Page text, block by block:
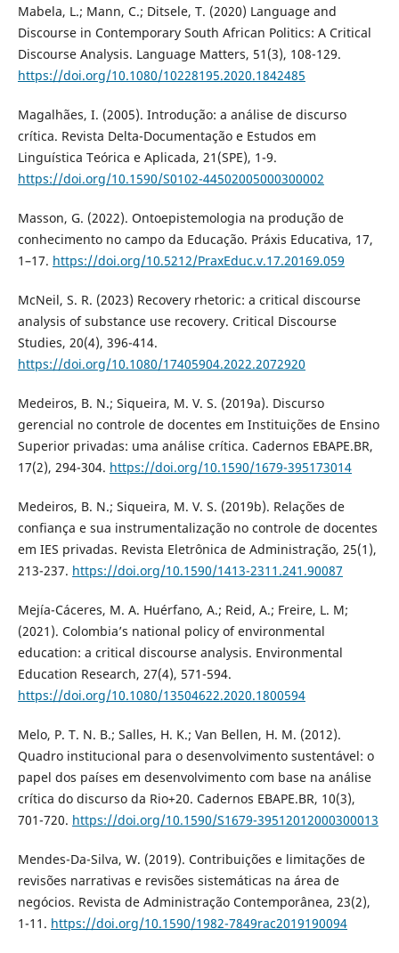
Mabela, L.; Mann, C.; Ditsele, T. (2020) Language and
Discourse in Contemporary South African Politics: A Critical
Discourse Analysis. Language Matters, 51(3), 108-129.
https://doi.org/10.1080/10228195.2020.1842485
Magalhães, I. (2005). Introdução: a análise de discurso
crítica. Revista Delta-Documentação e Estudos em
Linguística Teórica e Aplicada, 21(SPE), 1-9.
https://doi.org/10.1590/S0102-44502005000300002
Masson, G. (2022). Ontoepistemologia na produção de
conhecimento no campo da Educação. Práxis Educativa, 17,
1–17. https://doi.org/10.5212/PraxEduc.v.17.20169.059
McNeil, S. R. (2023) Recovery rhetoric: a critical discourse
analysis of substance use recovery. Critical Discourse
Studies, 20(4), 396-414.
https://doi.org/10.1080/17405904.2022.2072920
Medeiros, B. N.; Siqueira, M. V. S. (2019a). Discurso
gerencial no controle de docentes em Instituições de Ensino
Superior privadas: uma análise crítica. Cadernos EBAPE.BR,
17(2), 294-304. https://doi.org/10.1590/1679-395173014
Medeiros, B. N.; Siqueira, M. V. S. (2019b). Relações de
confiança e sua instrumentalização no controle de docentes
em IES privadas. Revista Eletrônica de Administração, 25(1),
213-237. https://doi.org/10.1590/1413-2311.241.90087
Mejía-Cáceres, M. A. Huérfano, A.; Reid, A.; Freire, L. M;
(2021). Colombia’s national policy of environmental
education: a critical discourse analysis. Environmental
Education Research, 27(4), 571-594.
https://doi.org/10.1080/13504622.2020.1800594
Melo, P. T. N. B.; Salles, H. K.; Van Bellen, H. M. (2012).
Quadro institucional para o desenvolvimento sustentável: o
papel dos países em desenvolvimento com base na análise
crítica do discurso da Rio+20. Cadernos EBAPE.BR, 10(3),
701-720. https://doi.org/10.1590/S1679-39512012000300013
Mendes-Da-Silva, W. (2019). Contribuições e limitações de
revisões narrativas e revisões sistemáticas na área de
negócios. Revista de Administração Contemporânea, 23(2),
1-11. https://doi.org/10.1590/1982-7849rac2019190094